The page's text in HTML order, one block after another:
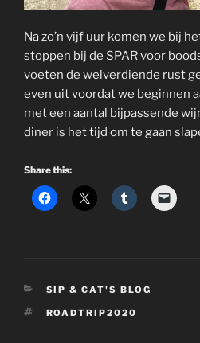
Na zo’n vijf uur komen we bij
stoppen bij de SPAR voor
voeten de welverdiende rust
even uit voordat we beginnen
met een aantal bijpassende
diner is het tijd om te gaan
Share this:
CATEGORIES
SIP & CAT'S BLOG
TAGS
ROADTRIP2020